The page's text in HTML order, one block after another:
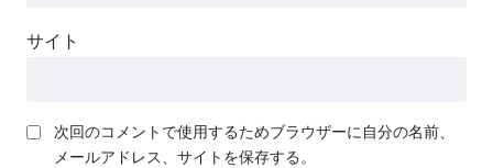
サイト
次回のコメントで使用するためブラウザーに自分の名前、
メールアドレス、サイトを保存する。